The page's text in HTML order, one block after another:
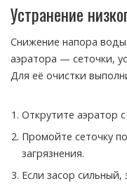
Устранение
Снижение напора воды
аэратора — сеточки,
Для её очистки
Открутите аэратор
Промойте сеточку
загрязнения.
Если засор